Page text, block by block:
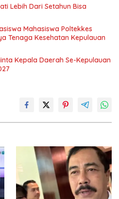
Lebih Dari Setahun Bisa
Mahasiswa Poltekkes
Tenaga Kesehatan Kepulauan
Kepala Daerah Se-Kepulauan